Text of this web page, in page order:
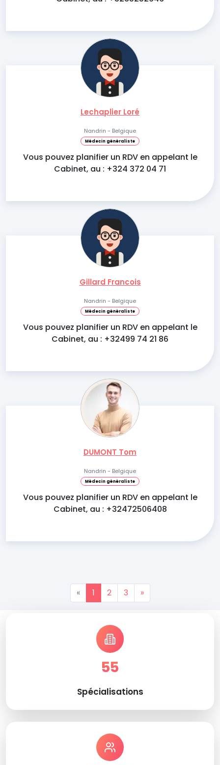
Lechaplier Loré
Nandrin - Belgique
Médecin généraliste
Vous pouvez planifier un RDV en appelant le
Cabinet, au : +324 372 04 71
Gillard Francois
Nandrin - Belgique
Médecin généraliste
Vous pouvez planifier un RDV en appelant le
Cabinet, au : +32499 74 21 86
DUMONT Tom
Nandrin - Belgique
Médecin généraliste
Vous pouvez planifier un RDV en appelant le
Cabinet, au : +32472506408
« 1 2 3 »
55
Spécialisations